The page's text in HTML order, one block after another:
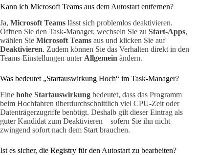
Kann ich Microsoft Teams aus dem Autostart entfernen?
Ja, Microsoft Teams lässt sich problemlos deaktivieren.
Öffnen Sie den Task-Manager, wechseln Sie zu Start-Apps,
wählen Sie Microsoft Teams aus und klicken Sie auf
Deaktivieren. Zudem können Sie das Verhalten direkt in den
Teams-Einstellungen unter Allgemein ändern.
Was bedeutet „Startauswirkung Hoch“ im Task-Manager?
Eine hohe Startauswirkung bedeutet, dass das Programm
beim Hochfahren überdurchschnittlich viel CPU-Zeit oder
Datenträgerzugriffe benötigt. Deshalb gilt dieser Eintrag als
guter Kandidat zum Deaktivieren – sofern Sie ihn nicht
zwingend sofort nach dem Start brauchen.
Ist es sicher, die Registry für den Autostart zu bearbeiten?